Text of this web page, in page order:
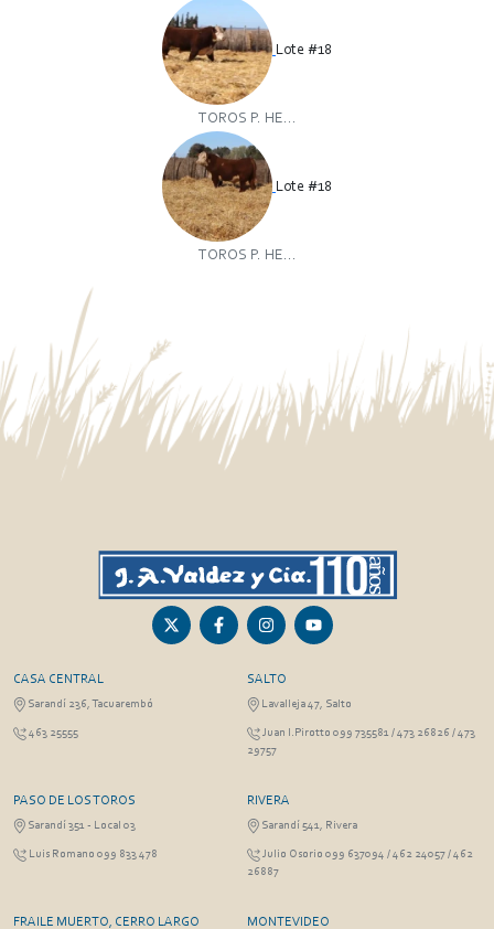
Lote #18
TOROS P. HE...
Lote #18
TOROS P. HE...
CASA CENTRAL
Sarandí 236, Tacuarembó
463 25555
SALTO
Lavalleja 47, Salto
Juan I.Pirotto 099 735581 / 473 26826 / 473
29757
PASO DE LOS TOROS
Sarandí 351 - Local 03
Luis Romano 099 833 478
RIVERA
Sarandí 541, Rivera
Julio Osorio 099 637094 / 462 24057 / 462
26887
FRAILE MUERTO, CERRO LARGO MONTEVIDEO